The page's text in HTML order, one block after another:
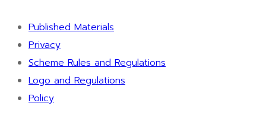
Published Materials
Privacy
Scheme Rules and Regulations
Logo and Regulations
Policy